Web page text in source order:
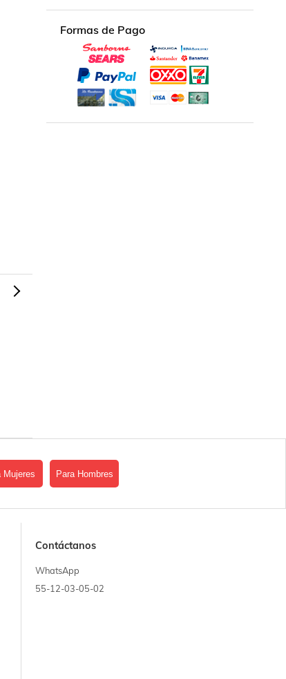
Formas de Pago
Mujeres Para Hombres
Contáctanos
WhatsApp
55-12-03-05-02